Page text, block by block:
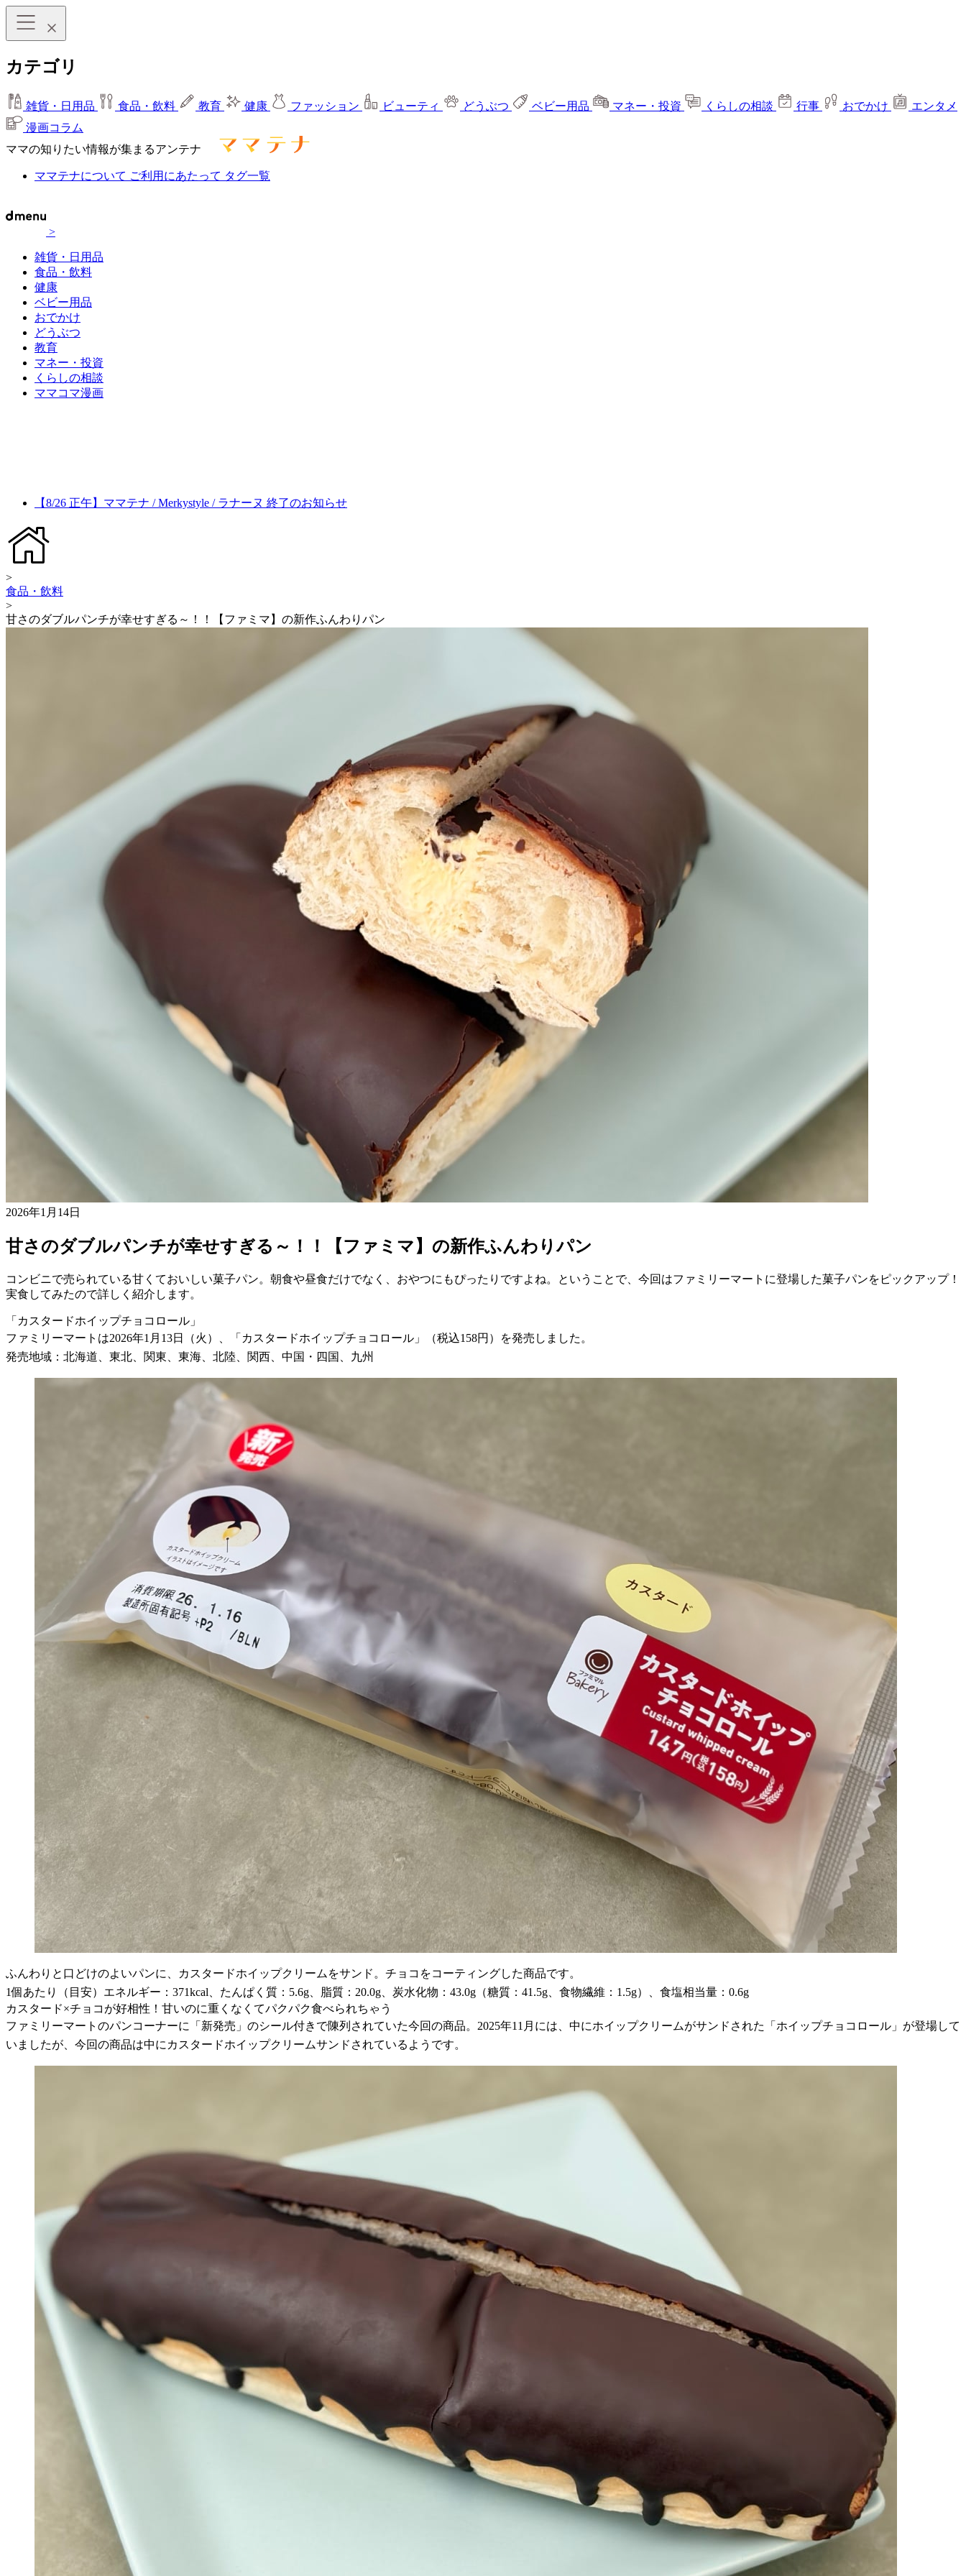
カテゴリ
雑貨・日用品 食品・飲料 教育 健康 ファッション ビューティ どうぶつ ベビー用品 マネー・投資 くらしの相談 行事 おでかけ
エンタメ
漫画コラム
ママの知りたい情報が集まるアンテナ
ママテナについて ご利用にあたって タグ一覧
>
雑貨・日用品
食品・飲料
健康
ベビー用品
おでかけ
どうぶつ
教育
マネー・投資
くらしの相談
ママコマ漫画
【8/26 正午】ママテナ / Merkystyle / ラナーヌ 終了のお知らせ
>
食品・飲料
>
甘さのダブルパンチが幸せすぎる～！！【ファミマ】の新作ふんわりパン
2026年1月14日
甘さのダブルパンチが幸せすぎる～！！【ファミマ】の新作ふんわりパン
コンビニで売られている甘くておいしい菓子パン。朝食や昼食だけでなく、おやつにもぴったりですよね。ということで、今回はファミリーマートに登場した菓子パンをピックアップ！
実食してみたので詳しく紹介します。
「カスタードホイップチョコロール」
ファミリーマートは2026年1月13日（火）、「カスタードホイップチョコロール」（税込158円）を発売しました。
発売地域：北海道、東北、関東、東海、北陸、関西、中国・四国、九州
ふんわりと口どけのよいパンに、カスタードホイップクリームをサンド。チョコをコーティングした商品です。
1個あたり（目安）エネルギー：371kcal、たんぱく質：5.6g、脂質：20.0g、炭水化物：43.0g（糖質：41.5g、食物繊維：1.5g）、食塩相当量：0.6g
カスタード×チョコが好相性！甘いのに重くなくてパクパク食べられちゃう
ファミリーマートのパンコーナーに「新発売」のシール付きで陳列されていた今回の商品。2025年11月には、中にホイップクリームがサンドされた「ホイップチョコロール」が登場して
いましたが、今回の商品は中にカスタードホイップクリームサンドされているようです。